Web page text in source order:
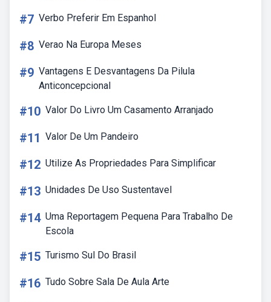
#7 Verbo Preferir Em Espanhol
#8 Verao Na Europa Meses
#9 Vantagens E Desvantagens Da Pilula
Anticoncepcional
#10 Valor Do Livro Um Casamento Arranjado
#11 Valor De Um Pandeiro
#12 Utilize As Propriedades Para Simplificar
#13 Unidades De Uso Sustentavel
#14 Uma Reportagem Pequena Para Trabalho De
Escola
#15 Turismo Sul Do Brasil
#16 Tudo Sobre Sala De Aula Arte